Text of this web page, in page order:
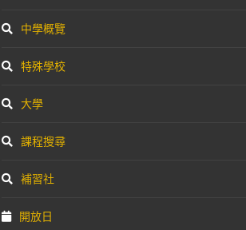
中學概覽
特殊學校
大學
課程搜尋
補習社
開放日